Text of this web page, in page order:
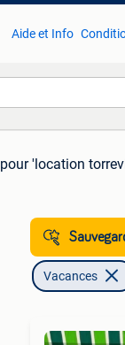
Aide et Info
pour 'location
Vacances